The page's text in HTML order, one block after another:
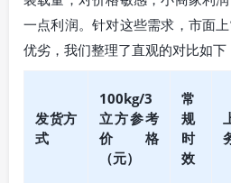
一点利润。针对这些需求，市面
优劣，我们整理了直观的对比如下
发货方
式
100kg/3
立方参考
价格
（元）
常
规
时
效